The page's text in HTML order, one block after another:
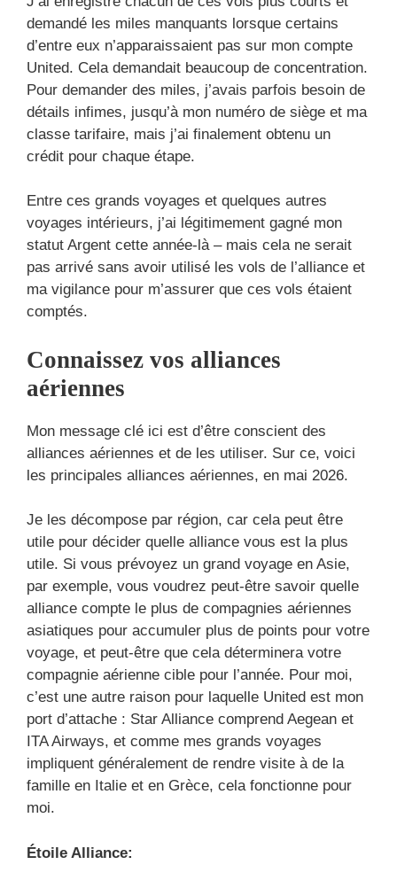
demandé les miles manquants lorsque certains
d’entre eux n’apparaissaient pas sur mon compte
United. Cela demandait beaucoup de concentration.
Pour demander des miles, j’avais parfois besoin de
détails infimes, jusqu’à mon numéro de siège et ma
classe tarifaire, mais j’ai finalement obtenu un
crédit pour chaque étape.
Entre ces grands voyages et quelques autres
voyages intérieurs, j’ai légitimement gagné mon
statut Argent cette année-là – mais cela ne serait
pas arrivé sans avoir utilisé les vols de l’alliance et
ma vigilance pour m’assurer que ces vols étaient
comptés.
Connaissez vos alliances
aériennes
Mon message clé ici est d’être conscient des
alliances aériennes et de les utiliser. Sur ce, voici
les principales alliances aériennes, en mai 2026.
Je les décompose par région, car cela peut être
utile pour décider quelle alliance vous est la plus
utile. Si vous prévoyez un grand voyage en Asie,
par exemple, vous voudrez peut-être savoir quelle
alliance compte le plus de compagnies aériennes
asiatiques pour accumuler plus de points pour votre
voyage, et peut-être que cela déterminera votre
compagnie aérienne cible pour l’année. Pour moi,
c’est une autre raison pour laquelle United est mon
port d’attache : Star Alliance comprend Aegean et
ITA Airways, et comme mes grands voyages
impliquent généralement de rendre visite à de la
famille en Italie et en Grèce, cela fonctionne pour
moi.
Étoile Alliance: